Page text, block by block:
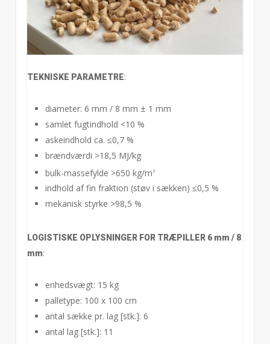
TEKNISKE PARAMETRE:
diameter: 6 mm / 8 mm ± 1 mm
samlet fugtindhold <10 %
askeindhold ca. ≤0,7 %
brændværdi >18,5 MJ/kg
bulk-massefylde >650 kg/m 3
indhold af fin fraktion (støv i sækken) ≤0,5 %
mekanisk styrke >98,5 %
LOGISTISKE OPLYSNINGER FOR TRÆPILLER 6 mm / 8
mm:
enhedsvægt: 15 kg
palletype: 100 x 100 cm
antal sække pr. lag [stk.]: 6
antal lag [stk.]: 11